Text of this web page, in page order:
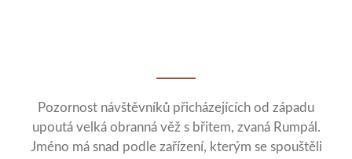
Pozornost návštěvníků přicházejících od západu
upoutá velká obranná věž s břitem, zvaná Rumpál.
Jméno má snad podle zařízení, kterým se spouštěli